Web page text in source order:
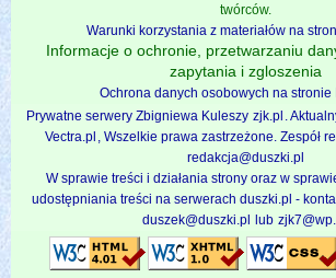
twórców.
Warunki korzystania z materiałów na
Informacje o ochronie, przetwarzaniu
zapytania i zgloszenia
Ochrona danych osobowych na stronie
Prywatne serwery Zbigniewa Kuleszy zjk.pl .
Vectra.pl , Wszelkie prawa zastrzeżone. Zespół
redakcja@duszki.pl
W sprawie treści i działania strony oraz w
udostępniania treści na serwerach duszki.pl -
duszek@duszki.pl lub